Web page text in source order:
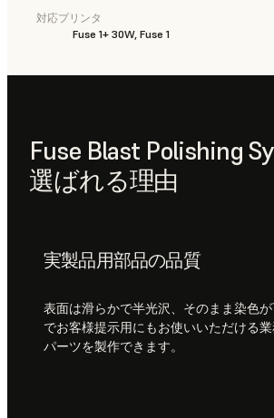
対応プリンタ
Fuse 1+ 30W, Fuse 1
Fuse Blast Polishing
選ばれる理由
実製品用部品の品質
表面は滑らかで半光沢、そのまま染色
でお客様提示用にもお使いいただける
パーツを製作できます。